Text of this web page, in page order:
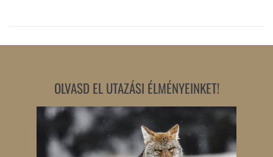
OLVASD EL UTAZÁSI ÉLMÉNYEINKET!